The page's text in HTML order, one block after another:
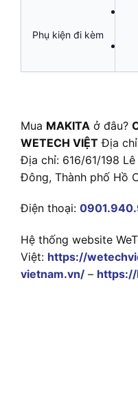
Phụ kiện đi kèm
Mua MAKITA ở đâu?
WETECH VIỆT Địa
Địa chỉ: 616/61/198
Đông, Thành phố Hồ
Điện thoại:
Hệ thống website
Việt: https://
vietnam.vn/ –